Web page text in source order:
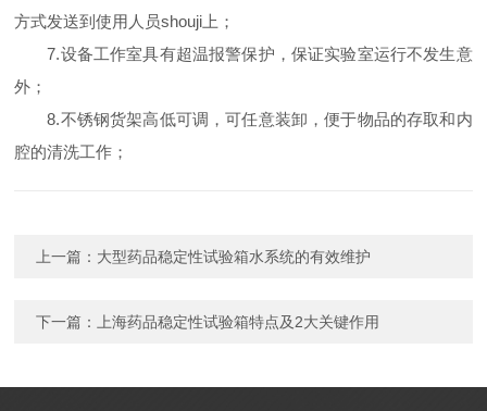
方式发送到使用人员shouji上；
7.设备工作室具有超温报警保护，保证实验室运行不发生意
外；
8.不锈钢货架高低可调，可任意装卸，便于物品的存取和内
腔的清洗工作；
上一篇： 大型药品稳定性试验箱水系统的有效维护
下一篇： 上海药品稳定性试验箱特点及2大关键作用